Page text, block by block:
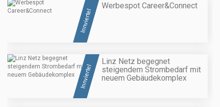
Innviertel
Werbespot Career&Connect
Innviertel
Linz Netz begegnet
steigendem Strombedarf mit
neuem Gebäudekomplex